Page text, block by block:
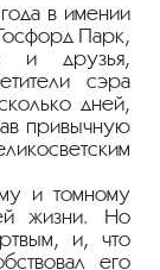
в имении
Парк,
и друзья,
сэра
дней,
привычную
и томному
жизни. Но
и, что
его